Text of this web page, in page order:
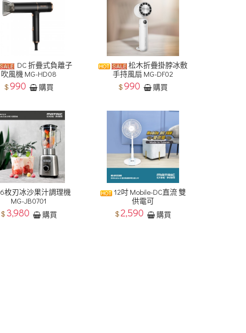
DC 折疊式負離子
吹風機 MG-HD08
$990 購買
松木折疊掛脖冰敷
手持風扇 MG-DF02
$990 購買
6枚刃冰沙果汁調理機
MG-JB0701
$ 3,980 購買
12吋 Mobile-DC直流 雙
供電可
$2,590 購買